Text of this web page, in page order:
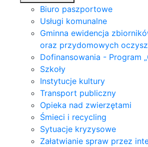
Biuro paszportowe
Usługi komunalne
Gminna ewidencja
oraz przydomowych
Dofinansowania - Program
Szkoły
Instytucje kultury
Transport publiczny
Opieka nad zwierzętami
Śmieci i recycling
Sytuacje kryzysowe
Załatwianie spraw przez